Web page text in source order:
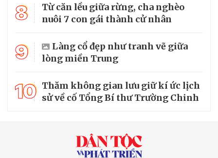
8
Từ căn lều giữa rừng, cha nghèo
nuôi 7 con gái thành cử nhân
9
Làng cổ đẹp như tranh vẽ giữa
lòng miền Trung
10 Thăm không gian lưu giữ kí ức lịch
sử về cố Tổng Bí thư Trường Chinh